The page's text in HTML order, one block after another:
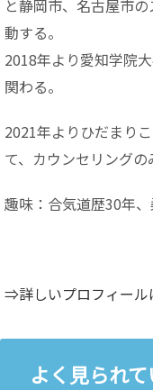
と静岡市、名古屋市
動する。
2018年より愛知学院
関わる。
2021年よりひだまり
て、カウンセリングの
趣味：合気道歴30年、
⇒詳しいプロフィール
よく見られ